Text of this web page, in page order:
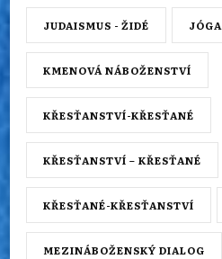
JUDAISMUS - ŽIDÉ JÓGA
KMENOVÁ NÁBOŽENSTVÍ
KŘESŤANSTVÍ-KŘESŤANÉ
KŘESŤANSTVÍ – KŘESŤANÉ
KŘESŤANÉ-KŘESŤANSTVÍ
MEZINÁBOŽENSKÝ DIALOG